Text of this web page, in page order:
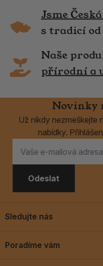
Jsme
s tradicí od
Naše
přírodní a
Novinky
Už nikdy nezmeškejte
nabídky.
Odeslat
Poradíme vám
Sledujte nás